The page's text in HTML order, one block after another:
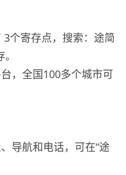
3个寄存点，搜索：途简
，全国100多个城市可
导航和电话，可在“途